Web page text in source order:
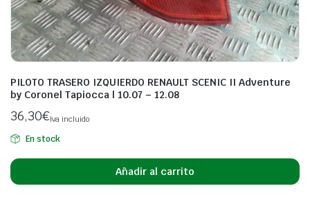
PILOTO TRASERO IZQUIERDO RENAULT SCENIC II Adventure
by Coronel Tapiocca | 10.07 – 12.08
36,30€Iva incluido
En stock
Añadir al carrito